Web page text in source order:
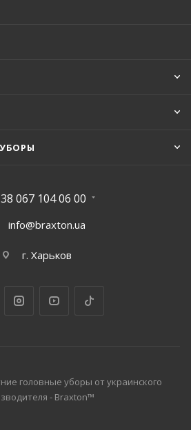
067 104 06 00
info@braxton.ua
г. Харьков
головные уборы от украинского
- Braxton™